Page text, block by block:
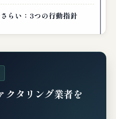
らい：3つの行動指針
クタリング業者を